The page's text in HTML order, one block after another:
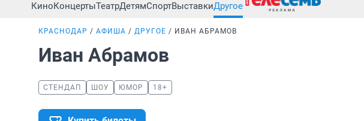
КиноКонцертыТеатрДетямСпортВыставкиДругое
КРАСНОДАР АФИША ДРУГОЕ ИВАН АБРАМОВ
Иван Абрамов
СТЕНДАП ШОУ ЮМОР 18+